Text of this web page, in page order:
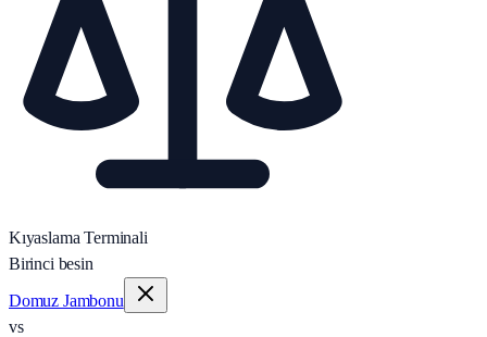
Kıyaslama Terminali
Birinci besin
Domuz Jambonu
vs